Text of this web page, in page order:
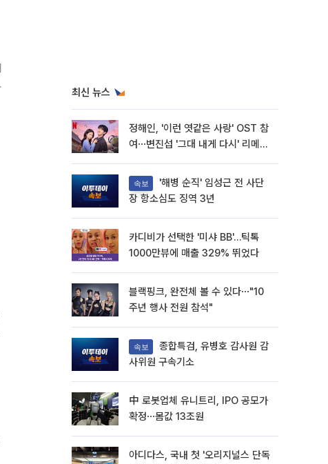
최신 뉴스
정해인, '이런 엿같은 사랑' OST 참
여⋯변진섭 '그대 내게 다시' 리메이
속보
장 항소심도 징역 3년
카디비가 선택한 '미샤 BB'…틱톡
1000만뷰에 매출 329% 뛰었다
블랙핑크, 완전체 볼 수 있다⋯"10
주년 행사 전원 참석"
속보
사위원 구속기소
中 로봇업체 유니트리, IPO 공모가
확정⋯몸값 13조원
아디다스, 국내 첫 '오리지널스 단독